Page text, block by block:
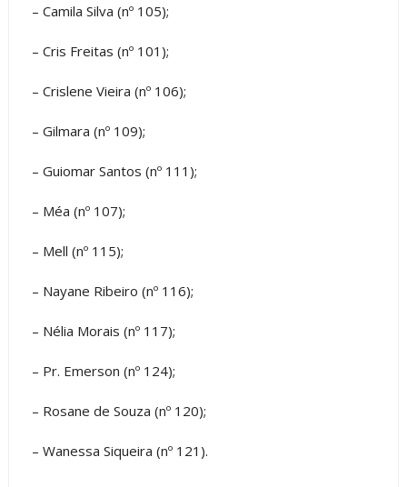
– Camila Silva (nº 105);
– Cris Freitas (nº 101);
– Crislene Vieira (nº 106);
– Gilmara (nº 109);
– Guiomar Santos (nº 111);
– Méa (nº 107);
– Mell (nº 115);
– Nayane Ribeiro (nº 116);
– Nélia Morais (nº 117);
– Pr. Emerson (nº 124);
– Rosane de Souza (nº 120);
– Wanessa Siqueira (nº 121).